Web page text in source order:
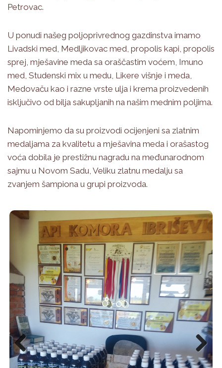
Petrovac.
U ponudi našeg poljoprivrednog gazdinstva imamo
Livadski med, Medljikovac med, propolis kapi, propolis
sprej, mješavine meda sa oraščastim voćem, Imuno
med, Studenski mix u medu, Likere višnje i meda,
Medovaču kao i razne vrste ulja i krema proizvedenih
isključivo od bilja sakupljanih na našim mednim poljima.
Napominjemo da su proizvodi ocijenjeni sa zlatnim
medaljama za kvalitetu a mješavina meda i orašastog
voća dobila je prestižnu nagradu na međunarodnom
sajmu u Novom Sadu, Veliku zlatnu medalju sa
zvanjem šampiona u grupi proizvoda.
Previous Next